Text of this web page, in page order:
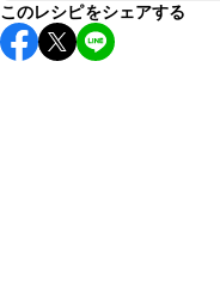
保存期間は冷蔵で当日
し上がりください。
このレシピをシェアする